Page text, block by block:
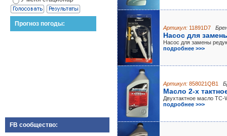
Прогноз погоды:
FB сообщество:
Артикул: 11891D7
Насос для
Насос для замены
подробнее >>>
Артикул: 858021QB1
Масло 2-х
Двухтактное масло
подробнее >>>